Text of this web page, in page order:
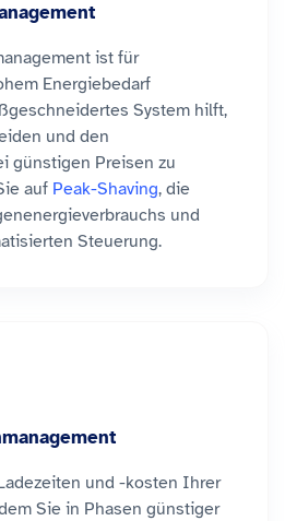
ist für
Energiebedarf
System hilft,
und den
günstigen Preisen zu
auf Peak-Shaving, die
und
Steuerung.
und -kosten Ihrer
Sie in Phasen günstiger